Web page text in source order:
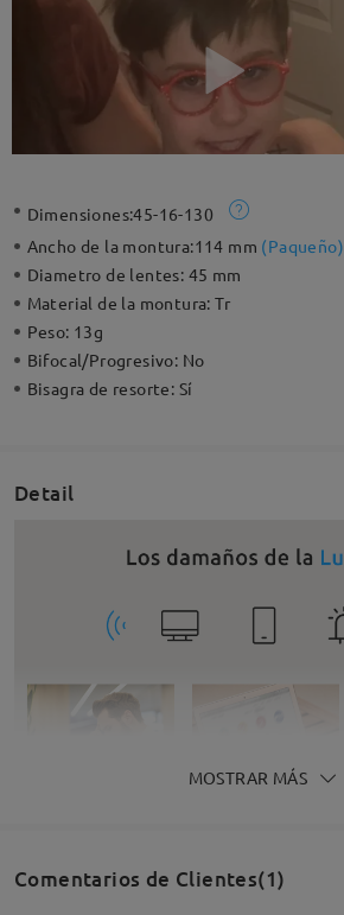
Dimensiones:45-16-130
Ancho de la montura:114 mm (Paqueño)
Diametro de lentes: 45 mm
Material de la montura:Tr
Peso: 13g
Bifocal/Progresivo: No
Bisagra de resorte: Sí
Detail
MOSTRAR MÁS
Comentarios de Clientes(1)